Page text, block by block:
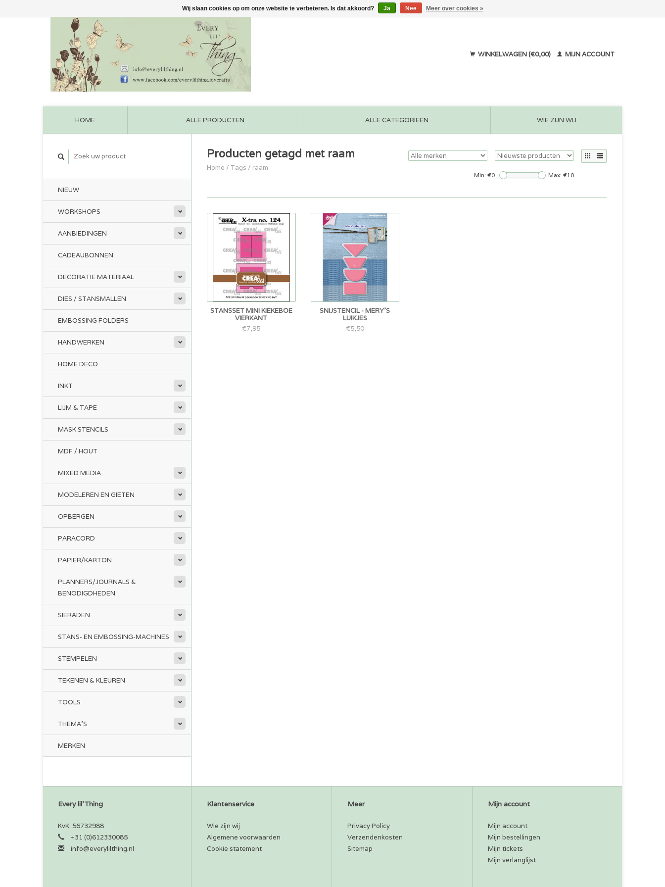
WINKELWAGEN (€0,00) MIJN ACCOUNT
HOME ALLE PRODUCTEN ALLE CATEGORIEËN WIE ZIJN WIJ
NIEUW
WORKSHOPS
AANBIEDINGEN
CADEAUBONNEN
DECORATIE MATERIAAL
DIES / STANSMALLEN
EMBOSSING FOLDERS
HANDWERKEN
HOME DECO
INKT
LIJM & TAPE
MASK STENCILS
MDF / HOUT
MIXED MEDIA
MODELEREN EN GIETEN
OPBERGEN
PARACORD
PAPIER/KARTON
PLANNERS/JOURNALS &
BENODIGDHEDEN
SIERADEN
STANS- EN EMBOSSING-MACHINES
STEMPELEN
TEKENEN & KLEUREN
TOOLS
THEMA'S
MERKEN
Producten getagd met raam
Home / Tags / raam
Min: €0 Max: €10
STANSSET MINI KIEKEBOE
VIERKANT
€7,95
SNIJSTENCIL - MERY'S
LUIKJES
€5,50
Every lil'Thing
KvK: 56732988
+31 (0)612330085
info@everylilthing.nl
Klantenservice
Wie zijn wij
Algemene voorwaarden
Cookie statement
Meer
Privacy Policy
Verzendenkosten
Sitemap
Mijn account
Mijn account
Mijn bestellingen
Mijn tickets
Mijn verlanglijst
Wij slaan cookies op om onze website te verbeteren. Is dat akkoord? Ja Nee Meer over cookies »